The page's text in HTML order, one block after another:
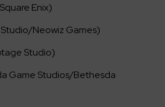
Enix)
Neowiz Games)
Studio)
Game Studios/Bethesda